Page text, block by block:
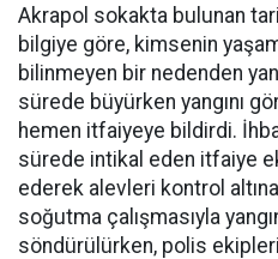
Akrapol sokakta bulunan
bilgiye göre, kimsenin
bilinmeyen bir nedenden
sürede büyürken yangını
hemen itfaiyeye bildirdi.
sürede intikal eden itfaiye
ederek alevleri kontrol altına
soğutma çalışmasıyla
söndürülürken, polis ekipleri